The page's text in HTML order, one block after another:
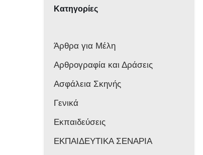
Κατηγορίες
Άρθρα για Μέλη
Αρθρογραφία και Δράσεις
Ασφάλεια Σκηνής
Γενικά
Εκπαιδεύσεις
ΕΚΠΑΙΔΕΥΤΙΚΑ ΣΕΝΑΡΙΑ